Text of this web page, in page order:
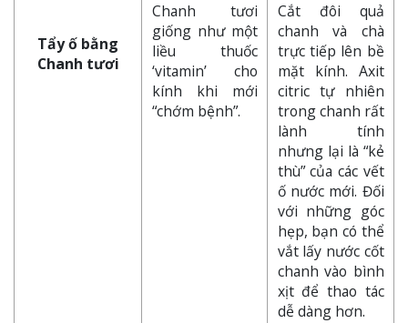
Tẩy ố bằng
Chanh tươi
Chanh tươi
giống như một
liều thuốc
‘vitamin’ cho
kính khi mới
“chớm bệnh”.
Cắt đôi quả
chanh và chà
trực tiếp lên bề
mặt kính. Axit
citric tự nhiên
trong chanh rất
lành tính
nhưng lại là “kẻ
thù” của các vết
ố nước mới. Đối
với những góc
hẹp, bạn có thể
vắt lấy nước cốt
chanh vào bình
xịt để thao tác
dễ dàng hơn.